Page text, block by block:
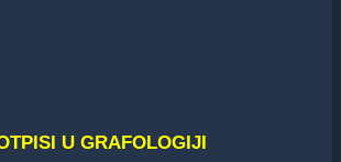
U GRAFOLOGIJI